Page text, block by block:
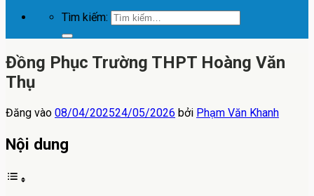
Tìm kiếm:
Đồng Phục Trường THPT Hoàng Văn
Thụ
Đăng vào 08/04/202524/05/2026 bởi Phạm Văn Khanh
Nội dung